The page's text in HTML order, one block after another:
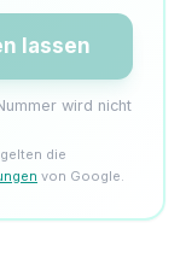
lassen
wird nicht
die
von Google.